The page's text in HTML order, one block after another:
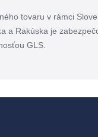
tovaru v rámci
a Rakúska je
GLS.